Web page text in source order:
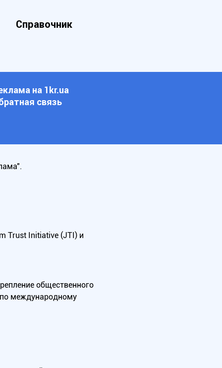
Справочник
на 1kr.ua
связь
Trust Initiative (JTI) и
общественного
международному